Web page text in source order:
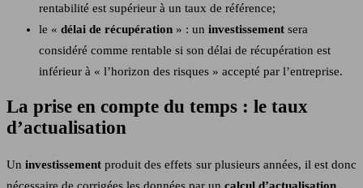
rentabilité est supérieur à un taux de référence;
le « délai de récupération » : un investissement sera
considéré comme rentable si son délai de récupération est
inférieur à « l’horizon des risques » accepté par l’entreprise.
La prise en compte du temps : le taux
d’actualisation
Uninvestissementproduit des effets sur plusieurs années, il est donc